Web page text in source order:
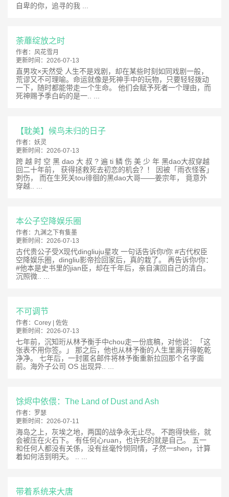
自卑的你，追寻的我 ...
荼蘼绽放之时
作者： 风花雪月
更新时间： 2026-07-13
直男攻×天然受 人生不是戏剧，却在某些时刻如同戏剧一般，
荒谬又不可理喻。命运就像是死神手中的玩物，只要轻轻拨动
一下，随时都能带走一个生命。 他们会赋予死者一个理由，而
死神赐予季白屿的是一.. ...
【耽美】候鸟未归的日子
作者： 妖灵
更新时间： 2026-07-13
跨 越 时 空 黑 dao 大 叔 ? 遍 ti 鳞 伤 美 少 年 黑dao大叔穿越
回二十年前， 获得拯救死去初恋的机会？！ 因被「雨衣怪客」
刺伤， 而在生死关tou徘徊的黑dao大哥——姜宗年， 竟意外
穿越.. ...
本公子空降娱乐圈
作者： 九渊之下有隻墨
更新时间： 2026-07-13
古代贵公子受X现代dingliuju星攻 一句话告诉你/你 #古代权臣
空降娱乐圈，dingliu影帝捡回家后，真的栽了。 再告诉你/你：
#他本是史书里的jian臣，却在千年后，亲自演回自己的清白。
沉照微.. ...
不可调节
作者： Corey | 佐佐
更新时间： 2026-07-13
七年前，沉知珩从林予衡手中chou走一份底稿，对他说：「这
张表不用你签。」 那之后，他也从林予衡的人生里离开得乾乾
净净。 七年后，一封匿名邮件将林予衡重新拉回那个名字面
前。海外子公司 OS 出现异.. ...
馀烬中依偎：The Land of Dust and Ash
作者： 罗瑟
更新时间： 2026-07-11
海岛之上，灰埃之地，两国的战争永无止尽。 不跑得快些，就
会被压在火石下。 有任何心ruan，也许死的就是自己。 五一
和任何人都没有关係，没有丝毫怜悯同情，孑然一shen，计算
着如何活到明天。 .. ...
带着系统来大唐